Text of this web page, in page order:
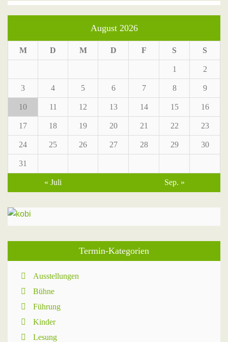
August 2026
M D M D F S S
1 2
3 4 5 6 7 8 9
10 11 12 13 14 15 16
17 18 19 20 21 22 23
24 25 26 27 28 29 30
31
« Juli Sep. »
Termin-Kategorien
Ausstellungen
Bühne
Führung
Kinder
Lesung